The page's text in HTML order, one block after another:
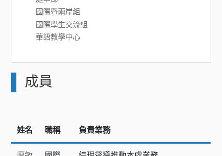
國際暨兩岸組
國際學生交流組
華語教學中心
成員
姓名 職稱 負責業務